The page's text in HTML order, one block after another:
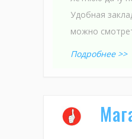
Удобная
можно
Подробнее >>